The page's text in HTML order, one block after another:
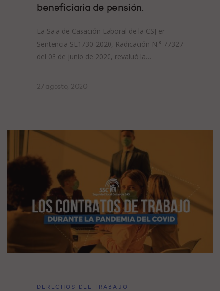
beneficiaria de pensión.
La Sala de Casación Laboral de la CSJ en
Sentencia SL1730-2020, Radicación N.° 77327
del 03 de junio de 2020, revaluó la…
27 agosto, 2020
DERECHOS DEL TRABAJO